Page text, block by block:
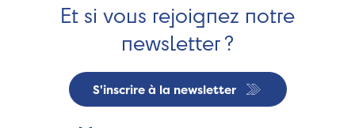
Et si vous rejoignez notre
newsletter ?
S'inscrire à la newsletter